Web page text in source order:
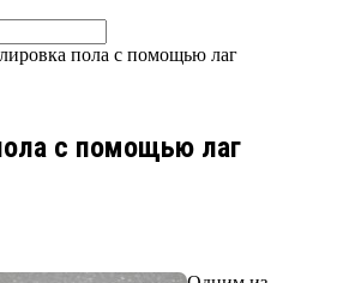
пола с помощью лаг
с помощью лаг